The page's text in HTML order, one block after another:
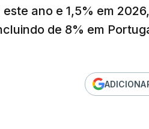
este ano e 1,5% em
de 8% em